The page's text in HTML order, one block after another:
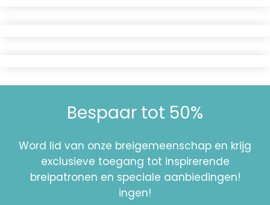
Bespaar tot 50%
Word lid van onze breigemeenschap en krijg
exclusieve toegang tot inspirerende
breipatronen en speciale aanbiedingen!
ingen!